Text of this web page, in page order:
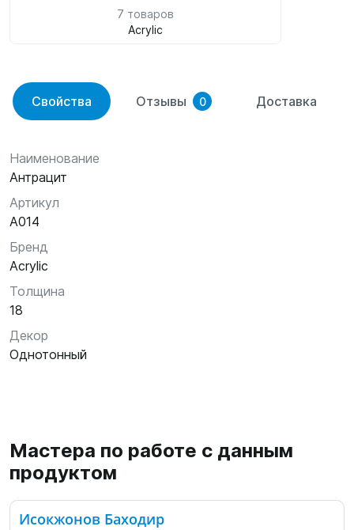
7 товаров
Acrylic
Свойства Отзывы 0 Доставка
Наименование
Антрацит
Артикул
A014
Бренд
Acrylic
Толщина
18
Декор
Однотонный
Мастера по работе с данным
продуктом
Исокжонов Баходир